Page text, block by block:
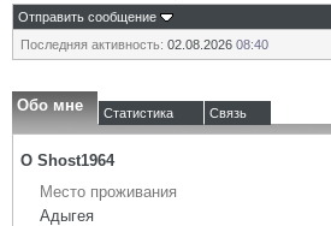
Отправить сообщение
Последняя активность: 02.08.2026 08:40
Обо мне Статистика Связь
О Shost1964
Место проживания
Адыгея